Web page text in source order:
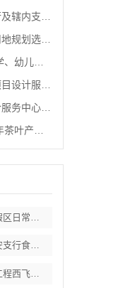
行职工体
址审查数
园食堂
务供应商
心--外立
业提质
山东莱州滨海生态省级旅游度假区日常运维委
吉林中国银行股份有限公司大安支行食堂食品